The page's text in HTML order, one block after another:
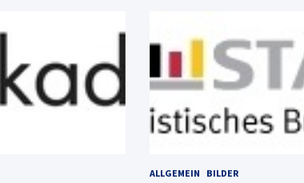
ALLGEMEIN BILDER